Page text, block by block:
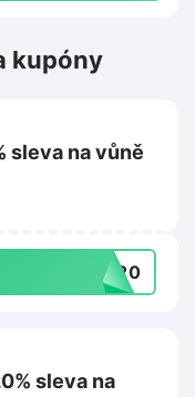
kupóny
sleva na vůně
PY20
sleva na